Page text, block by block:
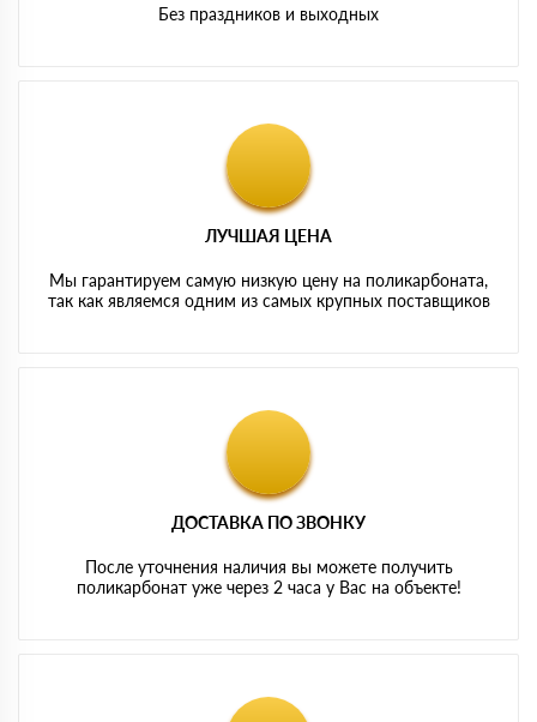
Без праздников и выходных
ЛУЧШАЯ ЦЕНА
Мы гарантируем самую низкую цену на поликарбоната,
так как являемся одним из самых крупных поставщиков
ДОСТАВКА ПО ЗВОНКУ
После уточнения наличия вы можете получить
поликарбонат уже через 2 часа у Вас на объекте!